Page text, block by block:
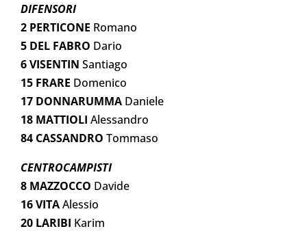
DIFENSORI
2 PERTICONE Romano
5 DEL FABRO Dario
6 VISENTIN Santiago
15 FRARE Domenico
17 DONNARUMMA Daniele
18 MATTIOLI Alessandro
84 CASSANDRO Tommaso
CENTROCAMPISTI
8 MAZZOCCO Davide
16 VITAAlessio
20 LARIBI Karim